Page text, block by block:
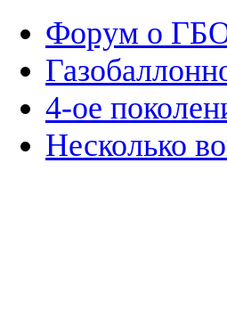
Форум о
4-ое
Несколько